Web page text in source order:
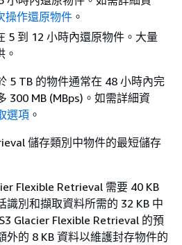
操作還原物件 。
5 到 12 小時內還原物件。大量
。
5 TB 的物件通常在 48 小時內完
300 MB (MBps)。如需詳細資
選項 。
儲存類別中物件的最短儲存
Flexible Retrieval 需要 40 KB
識別和擷取資料所需的 32 KB 中
Glacier Flexible Retrieval 的預
外的 8 KB 資料以維護封存物件的